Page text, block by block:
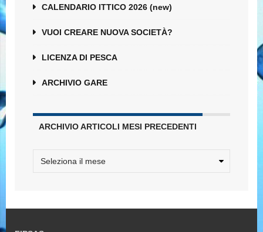
CALENDARIO ITTICO 2026 (new)
VUOI CREARE NUOVA SOCIETÀ?
LICENZA DI PESCA
ARCHIVIO GARE
ARCHIVIO ARTICOLI MESI PRECEDENTI